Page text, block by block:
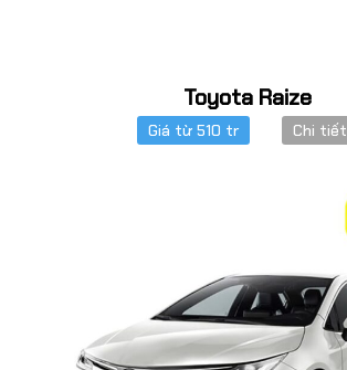
Toyota Raize
Giá từ 510 tr Chi tiết